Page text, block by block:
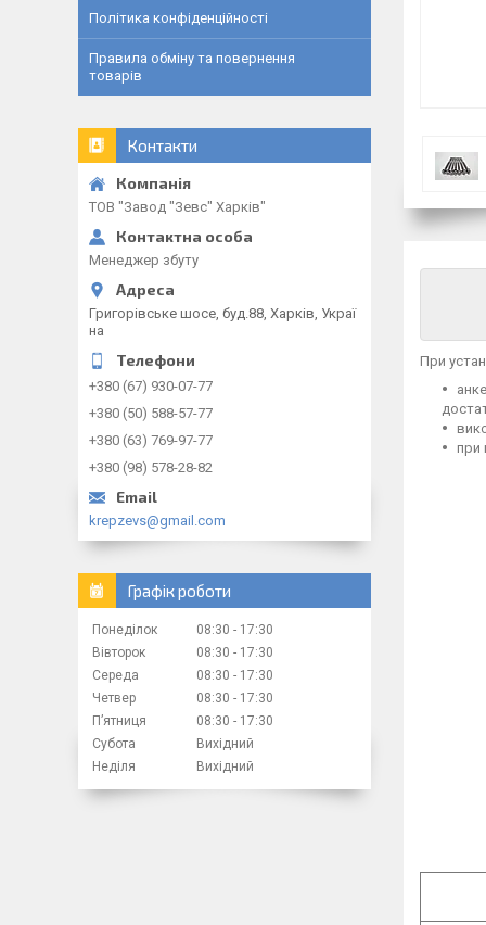
При
при
Політика конфіденційності
Правила обміну та повернення
товарів
Контакти
ТОВ "Завод "Зевс" Харків"
Менеджер збуту
Григорівське шосе, буд.88, Харків, Украї
на
+380 (67) 930-07-77
+380 (50) 588-57-77
+380 (63) 769-97-77
+380 (98) 578-28-82
krepzevs@gmail.com
Графік роботи
Понеділок 08:30
17:30
Вівторок
08:30
17:30
Середа
08:30
17:30
Четвер
08:30
17:30
Пʼятниця
08:30
17:30
Субота
Вихідний
Неділя
Вихідний